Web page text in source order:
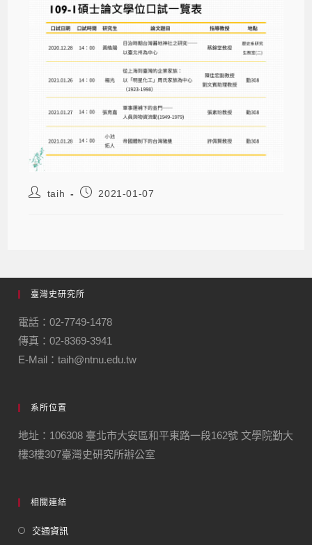
taih 2021-01-07
臺灣史研究所
電話：02-7749-1478
傳真：02-8369-3941
E-Mail：taih@ntnu.edu.tw
系所位置
地址：106308 臺北市大安區和平東路一段162號 文學院勤大
樓3樓307臺灣史研究所辦公室
相關連結
交通資訊